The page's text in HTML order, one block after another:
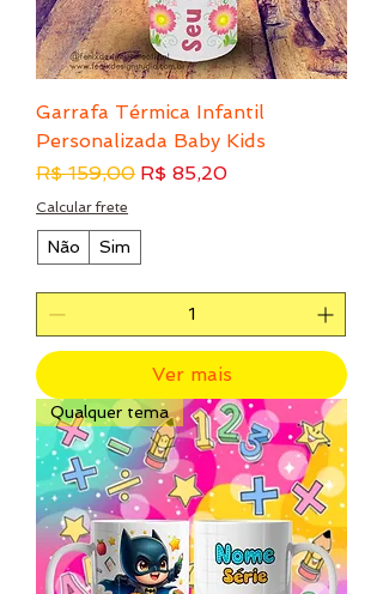
Garrafa Térmica Infantil
Personalizada Baby Kids
Preço normal
R$ 159,00 Preço promocional
R$ 85,20
Calcular frete
Não Sim
Ver mais
Qualquer tema